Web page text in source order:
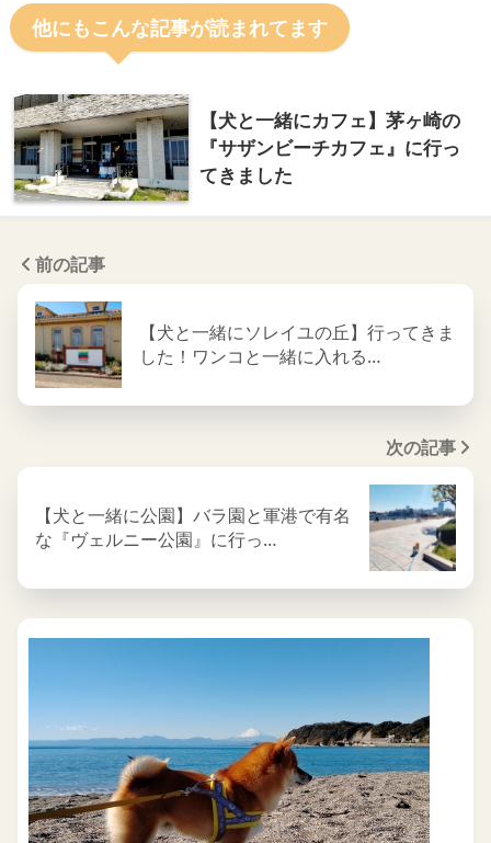
他にもこんな記事が読まれてます
【犬と一緒にカフェ】茅ヶ崎の
『サザンビーチカフェ』に行っ
てきました
前の記事
【犬と一緒にソレイユの丘】行ってきま
した！ワンコと一緒に入れる…
次の記事
【犬と一緒に公園】バラ園と軍港で有名
な『ヴェルニー公園』に行っ…